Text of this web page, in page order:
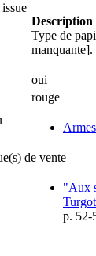
Description
Type de
oui
rouge
de vente
"Aux
p. 52-